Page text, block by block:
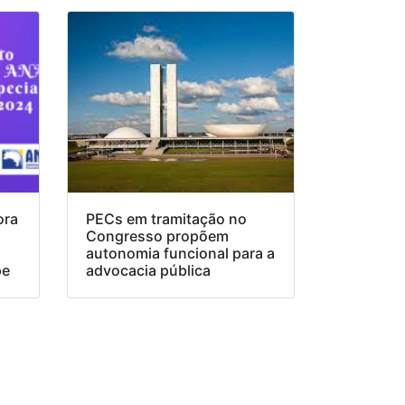
PECs em tramitação no
Congresso propõem
autonomia funcional para a
advocacia pública